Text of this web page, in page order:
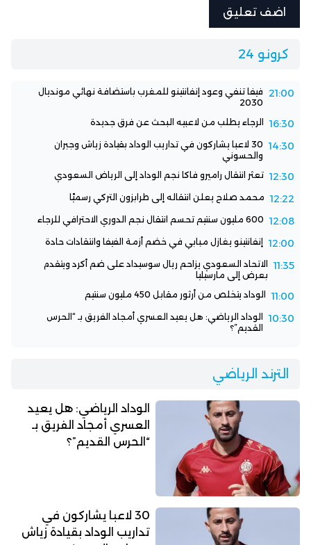
كرونو 24
21:00
فيفا تنفي وعود إنفانتينو للمغرب باستضافة نهائي مونديال
2030
16:30 الرجاء يطلب من لاعبيه البحث عن فرق جديدة
14:30
30 لاعبا يشاركون في تداريب الوداد بقيادة زياش وجبران
والحسوني
12:30 تعثر انتقال راميرو فاكا نجم الوداد إلى الرياض السعودي
12:22 محمد صلاح يعلن انتقاله إلى طرابزون التركي رسميًا
12:08 600 مليون سنتيم تحسم انتقال نجم الدوري الاحترافي للرجاء
12:00 إنفانتينو يغازل مبابي في خضم أزمة الفيفا وانتقادات حادة
11:35
الاتحاد السعودي يزاحم ريال سوسيداد على ضم أكرد ويتقدم
بعرض إلى مارسيليا
11:00 الوداد يتخلص من أرثور مقابل 450 مليون سنتيم
10:30
الوداد الرياضي: هل يعيد العسري أمجاد الفريق بـ “الحرس
القديم”؟
الترند الرياضي
الوداد الرياضي: هل يعيد
العسري أمجاد الفريق بـ
“الحرس القديم”؟
30 لاعبا يشاركون في
تداريب الوداد بقيادة زياش